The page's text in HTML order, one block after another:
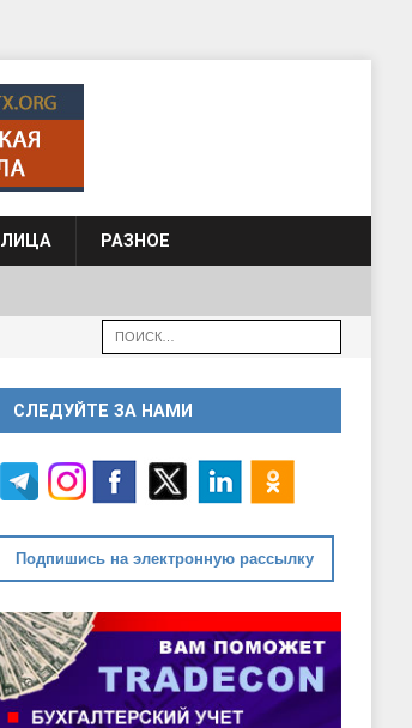
ЛИЦА РАЗНОЕ
СЛЕДУЙТЕ ЗА НАМИ
Подпишись на электронную рассылку